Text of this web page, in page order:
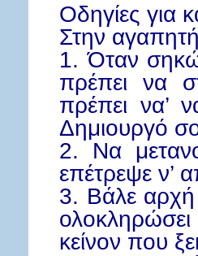
Οδηγίες για
Στην
1. Όταν
πρέπει να
πρέπει να’
Δημιουργό
2. Να
επέτρεψε ν’
3. Βάλε αρχή
κείνον που